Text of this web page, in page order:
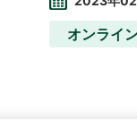
オンライ